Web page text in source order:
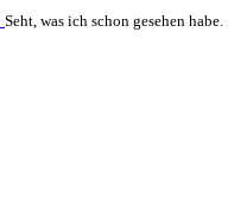
Seht, was ich schon gesehen habe.